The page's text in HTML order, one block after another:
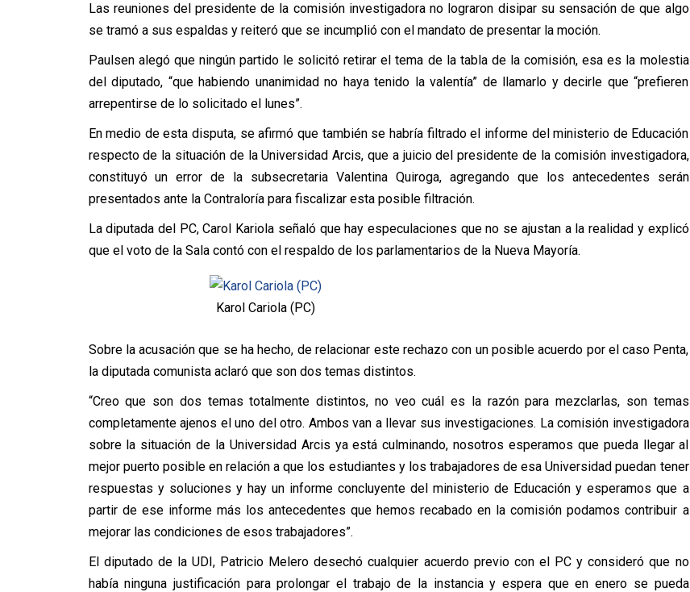
Las reuniones del presidente de la comisión investigadora no lograron disipar su sensación de que algo
se tramó a sus espaldas y reiteró que se incumplió con el mandato de presentar la moción.
Paulsen alegó que ningún partido le solicitó retirar el tema de la tabla de la comisión, esa es la molestia
del diputado, “que habiendo unanimidad no haya tenido la valentía” de llamarlo y decirle que “prefieren
arrepentirse de lo solicitado el lunes”.
En medio de esta disputa, se afirmó que también se habría filtrado el informe del ministerio de Educación
respecto de la situación de la Universidad Arcis, que a juicio del presidente de la comisión investigadora,
constituyó un error de la subsecretaria Valentina Quiroga, agregando que los antecedentes serán
presentados ante la Contraloría para fiscalizar esta posible filtración.
La diputada del PC, Carol Kariola señaló que hay especulaciones que no se ajustan a la realidad y explicó
que el voto de la Sala contó con el respaldo de los parlamentarios de la Nueva Mayoría.
Karol Cariola (PC)
Sobre la acusación que se ha hecho, de relacionar este rechazo con un posible acuerdo por el caso Penta,
la diputada comunista aclaró que son dos temas distintos.
“Creo que son dos temas totalmente distintos, no veo cuál es la razón para mezclarlas, son temas
completamente ajenos el uno del otro. Ambos van a llevar sus investigaciones. La comisión investigadora
sobre la situación de la Universidad Arcis ya está culminando, nosotros esperamos que pueda llegar al
mejor puerto posible en relación a que los estudiantes y los trabajadores de esa Universidad puedan tener
respuestas y soluciones y hay un informe concluyente del ministerio de Educación y esperamos que a
partir de ese informe más los antecedentes que hemos recabado en la comisión podamos contribuir a
mejorar las condiciones de esos trabajadores”.
El diputado de la UDI, Patricio Melero desechó cualquier acuerdo previo con el PC y consideró que no
había ninguna justificación para prolongar el trabajo de la instancia y espera que en enero se pueda